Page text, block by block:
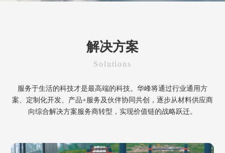
解决方案
Solutions
服务于生活的科技才是最高端的科技。华峰将通过行业通用方
案、定制化开发、产品+服务及伙伴协同共创，逐步从材料供应商
向综合解决方案服务商转型，实现价值链的战略跃迁。